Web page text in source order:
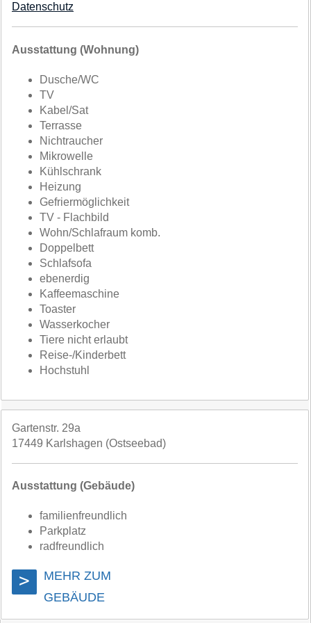
Datenschutz
Ausstattung (Wohnung)
Dusche/WC
TV
Kabel/Sat
Terrasse
Nichtraucher
Mikrowelle
Kühlschrank
Heizung
Gefriermöglichkeit
TV - Flachbild
Wohn/Schlafraum komb.
Doppelbett
Schlafsofa
ebenerdig
Kaffeemaschine
Toaster
Wasserkocher
Tiere nicht erlaubt
Reise-/Kinderbett
Hochstuhl
Gartenstr. 29a
17449 Karlshagen (Ostseebad)
Ausstattung (Gebäude)
familienfreundlich
Parkplatz
radfreundlich
>
MEHR ZUM
GEBÄUDE